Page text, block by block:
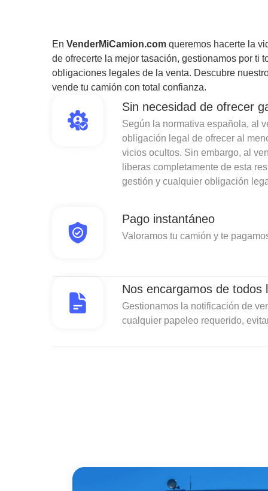
En VenderMiCamion.com queremos hacerte la
de ofrecerte la mejor tasación, gestionamos por ti
obligaciones legales de la venta. Descubre
vende tu camión con total confianza.
Sin necesidad de ofrecer
Según la normativa española, al
obligación legal de ofrecer al
vicios ocultos. Sin embargo, al
liberas completamente de esta
gestión y cualquier obligación
Pago instantáneo
Valoramos tu camión y te
Nos encargamos de todos
Gestionamos la notificación de
cualquier papeleo requerido,